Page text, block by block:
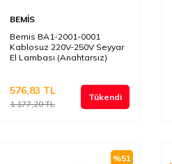
BEMİS
Bemis BA1-2001-0001
Kablosuz 220V-250V Seyyar
El Lambası (Anahtarsız)
1.177,20TL
576,83 TL Tükendi
%51